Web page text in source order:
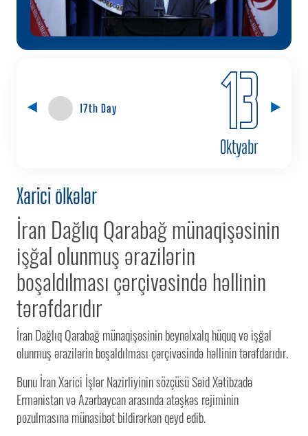
17th Day 13
Oktyabr
Xarici ölkələr
İran Dağlıq Qarabağ münaqişəsinin
işğal olunmuş ərazilərin
boşaldılması çərçivəsində həllinin
tərəfdarıdır
İran Dağlıq Qarabağ münaqişəsinin beynəlxalq hüquq və işğal
olunmuş ərazilərin boşaldılması çərçivəsində həllinin tərəfdarıdır.
Bunu İran Xarici İşlər Nazirliyinin sözçüsü Səid Xətibzadə
Ermənistan və Azərbaycan arasında atəşkəs rejiminin
pozulmasına münasibət bildirərkən qeyd edib.